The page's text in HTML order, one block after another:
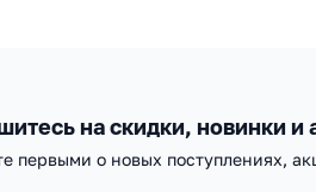
на скидки, новинки и
первыми о новых поступлениях,